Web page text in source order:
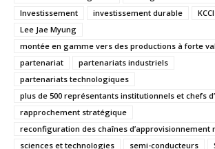
Investissement
investissement durable KCCI
Lee Jae Myung
montée en gamme vers des productions à forte
partenariat
partenariats industriels
partenariats technologiques
plus de 500 représentants institutionnels et chefs
rapprochement stratégique
reconfiguration des chaînes d’approvisionnement
sciences et technologies
semi-conducteurs